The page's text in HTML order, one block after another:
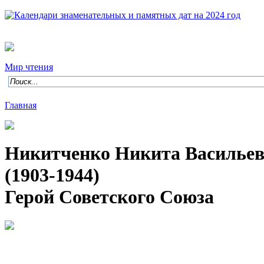
Мир чтения
Главная
Никитченко Никита
(1903-1944)
Герой Советского Союза